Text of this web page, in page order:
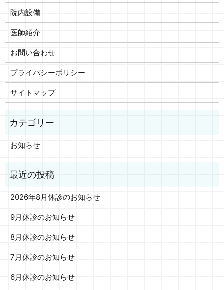
院内設備
医師紹介
お問い合わせ
プライバシーポリシー
サイトマップ
お知らせ
2026年8月休診のお知らせ
9月休診のお知らせ
8月休診のお知らせ
7月休診のお知らせ
6月休診のお知らせ